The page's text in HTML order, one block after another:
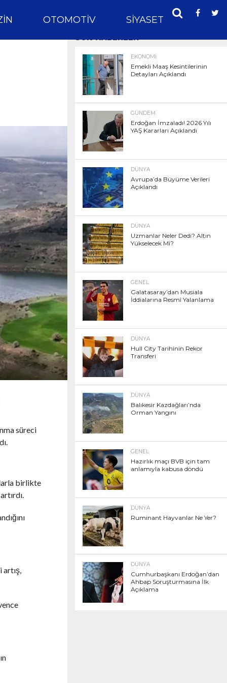
OTOMOTIV SIYASET SPOR
süreci
birlikte
artış,
SON HABERLER
EKONOMI
Emekli Maaş Kesintilerinin
Detayları Açıklandı
GÜNDEM
Erdoğan İmzaladı! 2026 Yılı
YAŞ Kararları Açıklandı
DÜNYA
Avrupa’da Büyüme Verileri
Açıklandı
DÜNYA
Uzmanlar Neler Dedi? Altın
Yükselecek Mi?
GENEL
Galatasaray’dan Musiala
İddialarına Resmî Yalanlama
DÜNYA
Hull City Tarihinin Rekor
Transferi
DÜNYA
Balıkesir Kazdağları’nda
Orman Yangını
GENEL
Hazırlık maçı BVB için tam
anlamıyla kabusa döndü
DÜNYA
Ruminant Hayvanlar Ne Yer?
DÜNYA
Cumhurbaşkanı Erdoğan’dan
Ahbap Soruşturmasına İlk
Açıklama